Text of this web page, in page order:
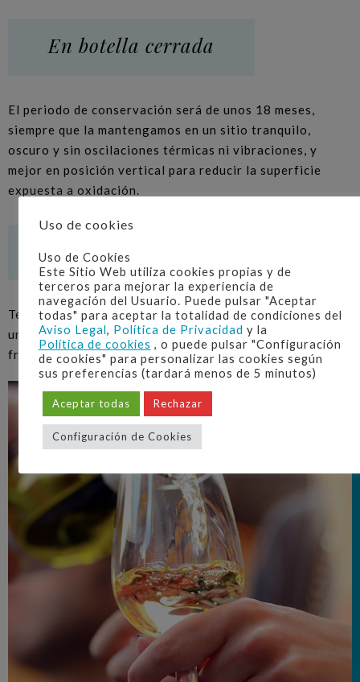
En botella cerrada
El periodo de conservación será de unos 18 meses,
siempre que la mantengamos en un sitio tranquilo,
oscuro y sin oscilaciones térmicas ni vibraciones, y
mejor en posición vertical para reducir la superficie
expuesta a oxidación.
En botella abierta
Te recomendamos consumirla antes de que transcurra
una semana, pero siempre conservándola en el
frigorífico y con el tapón bien cerrado.
Uso de cookies
Uso de Cookies
Este Sitio Web utiliza cookies propias y de
terceros para mejorar la experiencia de
navegación del Usuario. Puede pulsar "Aceptar
todas" para aceptar la totalidad de condiciones del
Aviso Legal, Política de Privacidad y la
Política de cookies , o puede pulsar "Configuración
de cookies" para personalizar las cookies según
sus preferencias (tardará menos de 5 minutos)
Aceptar todas Rechazar
Configuración de Cookies